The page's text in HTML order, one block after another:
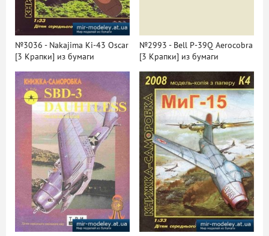
№3036 - Nakajima Ki-43 Oscar
[3 Крапки] из бумаги
№2993 - Bell P-39Q Aerocobra
[3 Крапки] из бумаги